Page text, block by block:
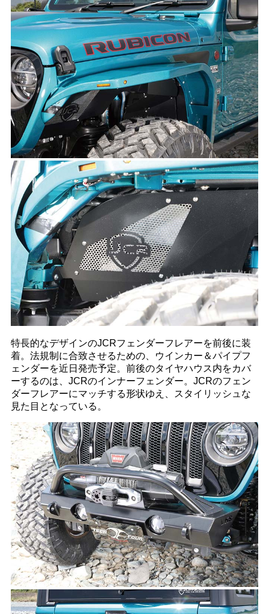
特長的なデザインのJCRフェンダーフレアーを前後に装
着。法規制に合致させるための、ウインカー＆パイプフ
ェンダーを近日発売予定。前後のタイヤハウス内をカバ
ーするのは、JCRのインナーフェンダー。JCRのフェン
ダーフレアーにマッチする形状ゆえ、スタイリッシュな
見た目となっている。